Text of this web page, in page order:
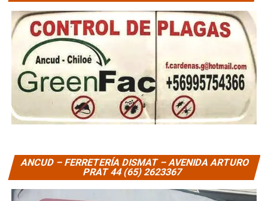
ANCUD – FERRETERÍA DISMAT – AVENIDA ARTURO
PRAT 44 (65) 2623367